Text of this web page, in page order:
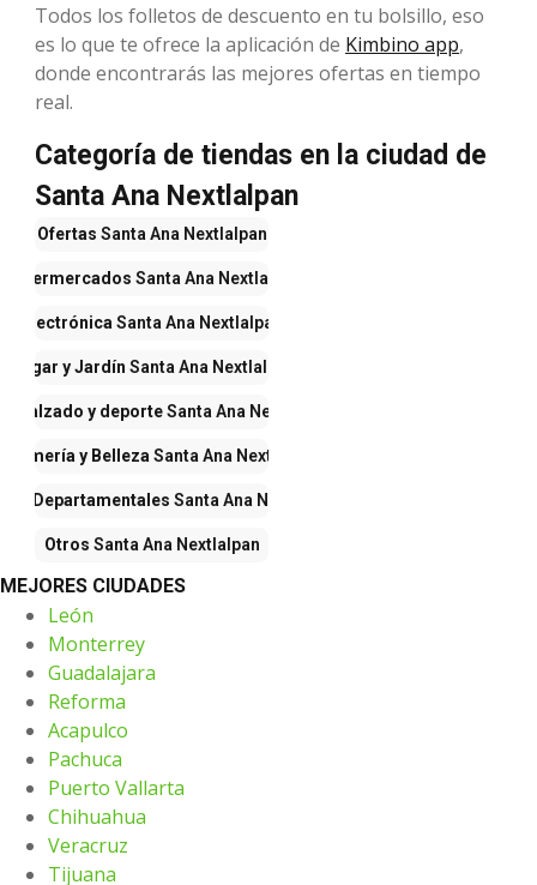
Todos los folletos de descuento en tu bolsillo, eso
es lo que te ofrece la aplicación de Kimbino app,
donde encontrarás las mejores ofertas en tiempo
real.
Categoría de tiendas en la ciudad de
Santa Ana Nextlalpan
Ofertas Santa Ana Nextlalpan
Supermercados Santa Ana Nextlalpan
Electrónica Santa Ana Nextlalpan
Hogar y Jardín Santa Ana Nextlalpan
calzado y deporteSanta Ana Nextlalpan
y Belleza Santa Ana Nextlalpan
Departamentales Santa Ana Nextlalpan
Otros Santa Ana Nextlalpan
MEJORES CIUDADES
León
Monterrey
Guadalajara
Reforma
Acapulco
Pachuca
Puerto Vallarta
Chihuahua
Veracruz
Tijuana